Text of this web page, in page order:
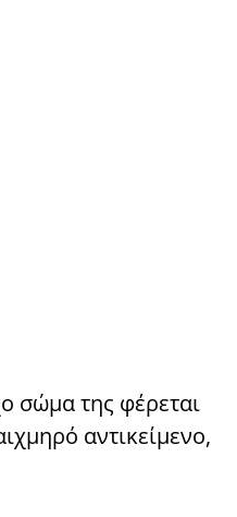
σώμα της φέρεται
αντικείμενο,